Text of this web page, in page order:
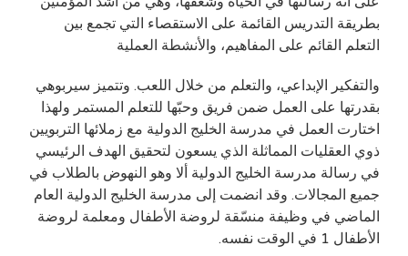
بطريقة التدريس القائمة على الاستقصاء التي تجمع بين
التعلم القائم على المفاهيم، والأنشطة العملية
والتفكير الإبداعي، والتعلم من خلال اللعب. وتتميز سيربوهي
بقدرتها على العمل ضمن فريق وحبّها للتعلم المستمر ولهذا
اختارت العمل في مدرسة الخليج الدولية مع زملائها التربويين
ذوي العقليات المماثلة الذي يسعون لتحقيق الهدف الرئيسي
في رسالة مدرسة الخليج الدولية ألا وهو النهوض بالطلاب في
جميع المجالات. وقد انضمت إلى مدرسة الخليج الدولية العام
الماضي في وظيفة منسّقة لروضة الأطفال ومعلمة لروضة
الأطفال 1 في الوقت نفسه.